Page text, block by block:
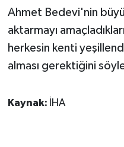
Ahmet Bedevi'nin
aktarmayı
herkesin kenti
alması gerektiğini
Kaynak: İHA